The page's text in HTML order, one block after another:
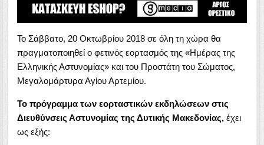
Το Σάββατο, 20 Οκτωβρίου 2018 σε όλη τη χώρα θα
πραγματοποιηθεί ο φετινός εορτασμός της «Ημέρας της
Ελληνικής Αστυνομίας» και του Προστάτη του Σώματος,
Μεγαλομάρτυρα Αγίου Αρτεμίου.
Το πρόγραμμα των εορταστικών εκδηλώσεων στις
Διευθύνσεις Αστυνομίας της Δυτικής Μακεδονίας, έχει
ως εξής: